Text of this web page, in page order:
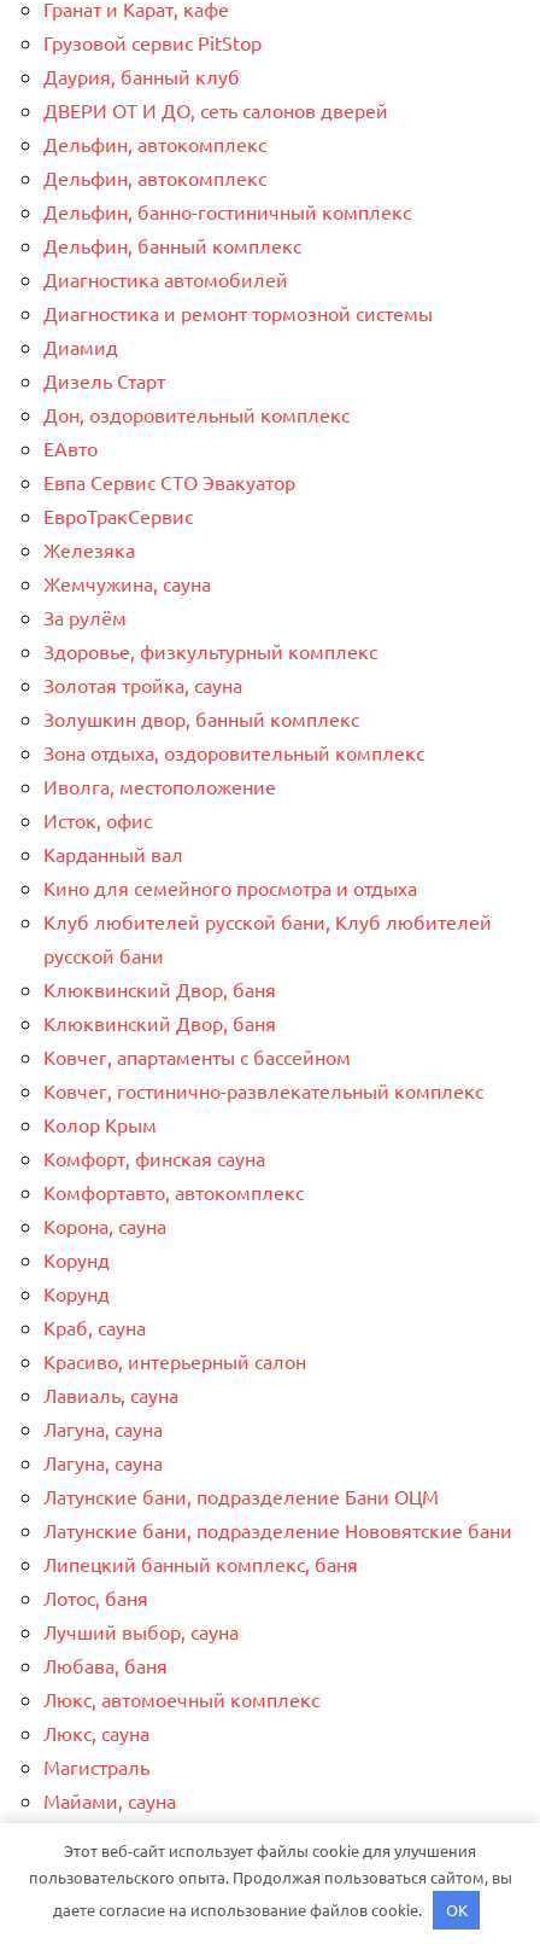
Гранат и Карат, кафе
Грузовой сервис PitStop
Даурия, банный клуб
ДВЕРИ ОТ И ДО, сеть салонов дверей
Дельфин, автокомплекс
Дельфин, автокомплекс
Дельфин, банно-гостиничный комплекс
Дельфин, банный комплекс
Диагностика автомобилей
Диагностика и ремонт тормозной системы
Диамид
Дизель Старт
Дон, оздоровительный комплекс
ЕАвто
Евпа Сервис СТО Эвакуатор
ЕвроТракСервис
Железяка
Жемчужина, сауна
За рулём
Здоровье, физкультурный комплекс
Золотая тройка, сауна
Золушкин двор, банный комплекс
Зона отдыха, оздоровительный комплекс
Иволга, местоположение
Исток, офис
Карданный вал
Кино для семейного просмотра и отдыха
Клуб любителей русской бани, Клуб любителей
русской бани
Клюквинский Двор, баня
Клюквинский Двор, баня
Ковчег, апартаменты с бассейном
Ковчег, гостинично-развлекательный комплекс
Колор Крым
Комфорт, финская сауна
Комфортавто, автокомплекс
Корона, сауна
Корунд
Корунд
Краб, сауна
Красиво, интерьерный салон
Лавиаль, сауна
Лагуна, сауна
Лагуна, сауна
Латунские бани, подразделение Бани ОЦМ
Латунские бани, подразделение Нововятские бани
Липецкий банный комплекс, баня
Лотос, баня
Лучший выбор, сауна
Любава, баня
Люкс, автомоечный комплекс
Люкс, сауна
Магистраль
Майами, сауна
Мебель Хаус
Этот веб-сайт использует файлы cookie для улучшения
пользовательского опыта. Продолжая пользоваться сайтом, вы
даете согласие на использование файлов cookie.
OK